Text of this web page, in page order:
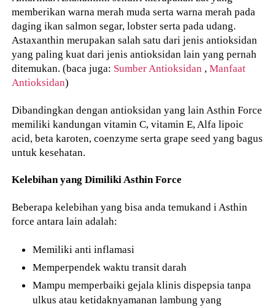
memberikan warna merah muda serta warna merah pada
daging ikan salmon segar, lobster serta pada udang.
Astaxanthin merupakan salah satu dari jenis antioksidan
yang paling kuat dari jenis antioksidan lain yang pernah
ditemukan. (baca juga: Sumber Antioksidan ,Manfaat
Antioksidan)
Dibandingkan dengan antioksidan yang lain Asthin Force
memiliki kandungan vitamin C, vitamin E, Alfa lipoic
acid, beta karoten, coenzyme serta grape seed yang bagus
untuk kesehatan.
Kelebihan yang Dimiliki Asthin Force
Beberapa kelebihan yang bisa anda temukand i Asthin
force antara lain adalah:
Memiliki anti inflamasi
Memperpendek waktu transit darah
Mampu memperbaiki gejala klinis dispepsia tanpa
ulkus atau ketidaknyamanan lambung yang